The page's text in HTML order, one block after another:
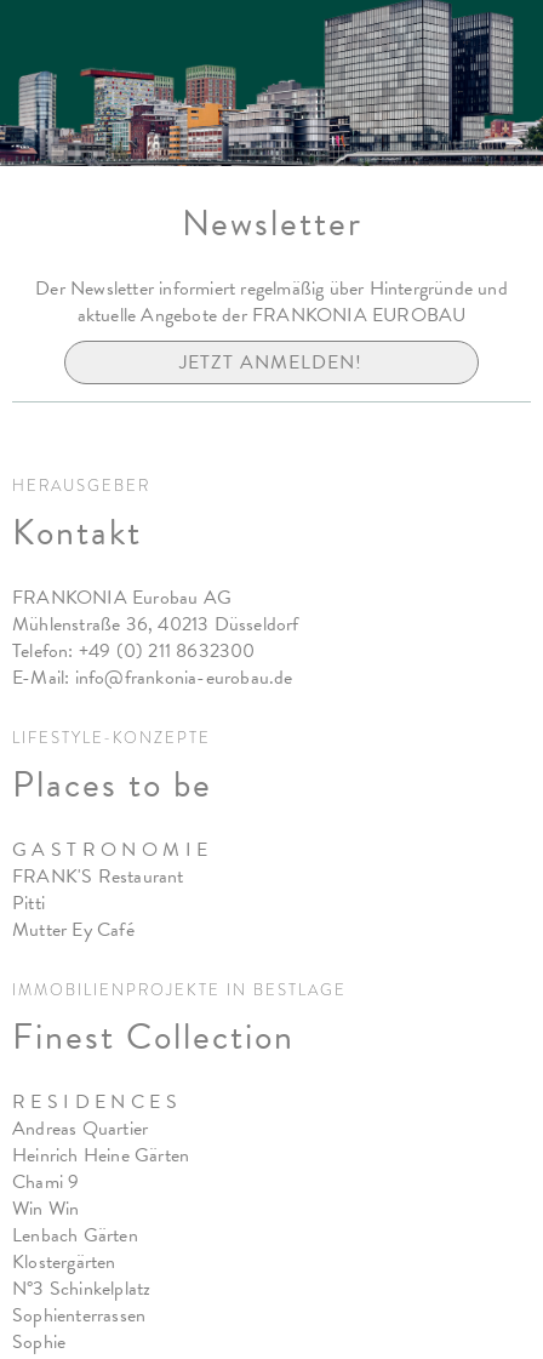
Newsletter
Der Newsletter informiert regelmäßig über Hintergründe und
aktuelle Angebote der FRANKONIA EUROBAU
JETZT ANMELDEN!
HERAUSGEBER
Kontakt
FRANKONIA Eurobau AG
Mühlenstraße 36, 40213 Düsseldorf
Telefon: +49 (0) 211 8632300
E-Mail: info@frankonia-eurobau.de
LIFESTYLE-KONZEPTE
Places to be
G A S T R O N O M I E
FRANK'S Restaurant
Pitti
Mutter Ey Café
IMMOBILIENPROJEKTE IN BESTLAGE
Finest Collection
R E S I D E N C E S
Andreas Quartier
Heinrich Heine Gärten
Chami 9
Win Win
Lenbach Gärten
Klostergärten
N°3 Schinkelplatz
Sophienterrassen
Sophie